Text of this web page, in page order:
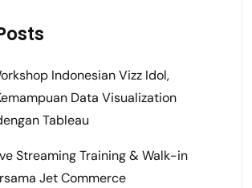
Indonesian Vizz Idol,
Data Visualization
Tableau
Streaming Training & Walk-in
Jet Commerce